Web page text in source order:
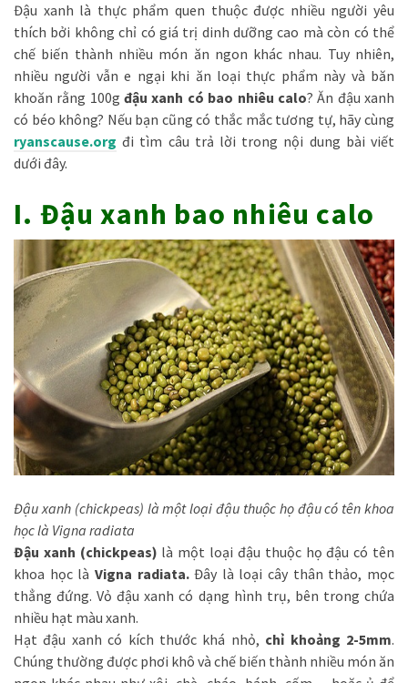
Đậu xanh là thực phẩm quen thuộc được nhiều người yêu
thích bởi không chỉ có giá trị dinh dưỡng cao mà còn có thể
chế biến thành nhiều món ăn ngon khác nhau. Tuy nhiên,
nhiều người vẫn e ngại khi ăn loại thực phẩm này và băn
khoăn rằng 100gđậu xanh có bao nhiêu calo? Ăn đậu xanh
có béo không? Nếu bạn cũng có thắc mắc tương tự, hãy cùng
ryanscause.org đi tìm câu trả lời trong nội dung bài viết
dưới đây.
I. Đậu xanh bao nhiêu calo
Đậu xanh (chickpeas) là một loại đậu thuộc họ đậu có tên khoa
học là Vigna radiata
Đậu xanh (chickpeas) là một loại đậu thuộc họ đậu có tên
khoa học là Vigna radiata.Đây là loại cây thân thảo, mọc
thẳng đứng. Vỏ đậu xanh có dạng hình trụ, bên trong chứa
nhiều hạt màu xanh.
Hạt đậu xanh có kích thước khá nhỏ, chỉ khoảng 2-5mm.
Chúng thường được phơi khô và chế biến thành nhiều món ăn